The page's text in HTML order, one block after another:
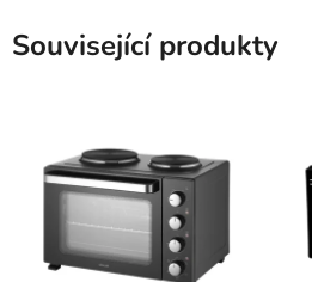
Související produkty